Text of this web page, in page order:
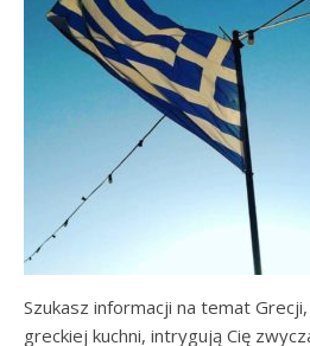
Szukasz informacji na temat
greckiej kuchni, intrygują Cię